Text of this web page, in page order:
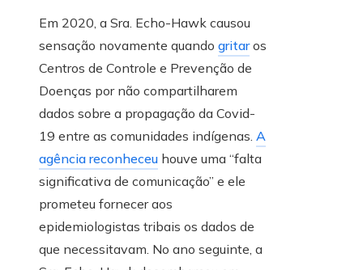
Em 2020, a Sra. Echo-Hawk causou
sensação novamente quando gritaros
Centros de Controle e Prevenção de
Doenças por não compartilharem
dados sobre a propagação da Covid-
19 entre as comunidades indígenas. A
agência reconheceu houve uma “falta
significativa de comunicação” e ele
prometeu fornecer aos
epidemiologistas tribais os dados de
que necessitavam. No ano seguinte, a